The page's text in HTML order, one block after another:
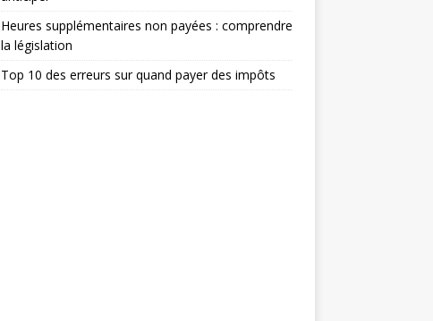
Heures supplémentaires non payées : comprendre
la législation
Top 10 des erreurs sur quand payer des impôts